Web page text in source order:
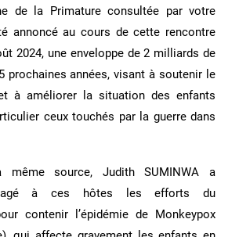
de la Primature consultée par votre
annoncé au cours de cette rencontre
2024, une enveloppe de 2 milliards de
prochaines années, visant à soutenir le
à améliorer la situation des enfants
ceux touchés par la guerre dans
source, Judith SUMINWA a
à ces hôtes les efforts du
contenir l’épidémie de Monkeypox